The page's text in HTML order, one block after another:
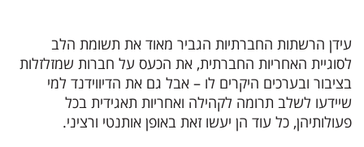
עידן הרשתות החברתיות הגביר מאוד את תשומת הלב
לסוגיית האחריות החברתית, את הכעס על חברות שמזלזלות
בציבור ובערכים היקרים לו – אבל גם את הדיווידנד למי
שיידעו לשלב תרומה לקהילה ואחריות תאגידית בכל
פעולותיהן, כל עוד הן יעשו זאת באופן אותנטי ורציני.